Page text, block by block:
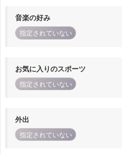
音楽の好み
指定されていない
お気に入りのスポーツ
指定されていない
外出
指定されていない